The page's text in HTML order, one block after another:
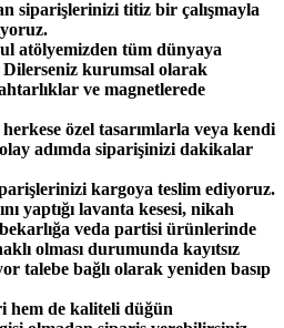
siparişlerinizi titiz bir çalışmayla
atölyemizden tüm dünyaya
kurumsal olarak
ve magnetlerede
özel tasarımlarla veya kendi
adımda siparişinizi dakikalar
kargoya teslim ediyoruz.
yaptığı lavanta kesesi, nikah
veda partisi ürünlerinde
olması durumunda kayıtsız
talebe bağlı olarak yeniden basıp
hem de kaliteli düğün